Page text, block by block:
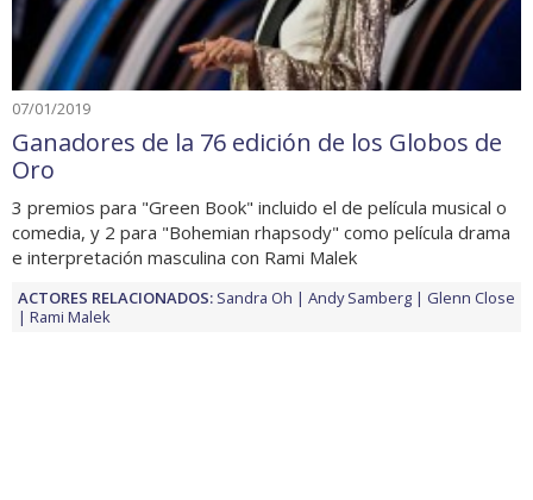
07/01/2019
Ganadores de la 76 edición de los Globos de
Oro
3 premios para "Green Book" incluido el de película musical o
comedia, y 2 para "Bohemian rhapsody" como película drama
e interpretación masculina con Rami Malek
ACTORES RELACIONADOS: Sandra Oh Andy Samberg
Glenn Close
Rami Malek